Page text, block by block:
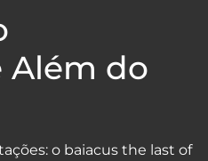
Além do
o baiacus the last of